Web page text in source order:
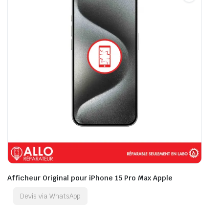
Afficheur Original pour iPhone 15 Pro Max Apple
Devis via WhatsApp